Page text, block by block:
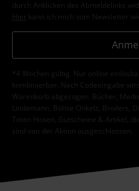
durch Anklicken des Abmeldelinks
Hier kann ich mich vom Newsletter
*4 Wochen gültig. Nur online
kombinierbar. Nach Codeeingabe
Warenkorb abgezogen. Bücher,
Lindemann, Böhse Onkelz, Broilers,
Toten Hosen, Gutscheine & Artikel,
sind von der Aktion ausgeschlossen.